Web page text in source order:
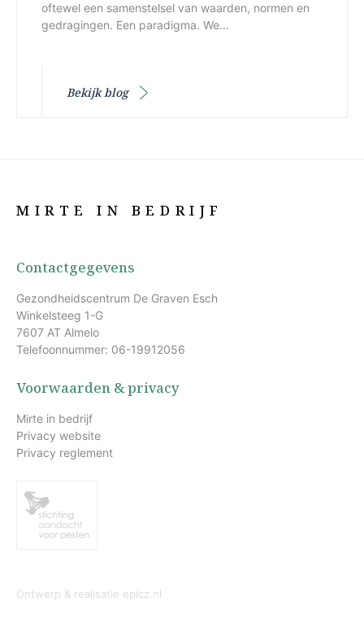
oftewel een samenstelsel van waarden, normen en
gedragingen. Een paradigma. We...
Bekijk blog
MIRTE IN BEDRIJF
Contactgegevens
Gezondheidscentrum De Graven Esch
Winkelsteeg 1-G
7607 AT Almelo
Telefoonnummer: 06-19912056
Voorwaarden & privacy
Mirte in bedrijf
Privacy website
Privacy reglement
Ontwerp & realisatie epicz.nl